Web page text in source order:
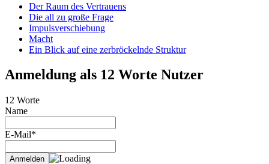
Der Raum des Vertrauens
Die all zu große Frage
Impulsverschiebung
Macht
Ein Blick auf eine zerbröckelnde Struktur
Anmeldung als 12 Worte Nutzer
12 Worte
Name
E-Mail*